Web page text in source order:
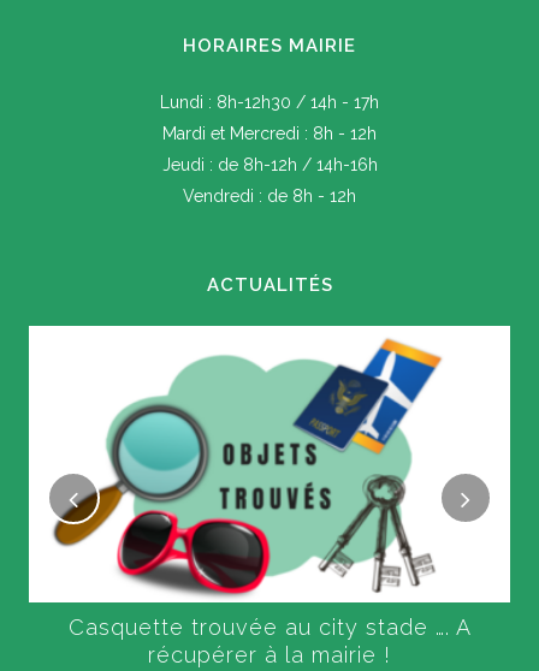
HORAIRES MAIRIE
Lundi : 8h-12h30 / 14h - 17h
Mardi et Mercredi : 8h - 12h
Jeudi : de 8h-12h / 14h-16h
Vendredi : de 8h - 12h
ACTUALITÉS
Casquette trouvée au city stade …. A
récupérer à la mairie !